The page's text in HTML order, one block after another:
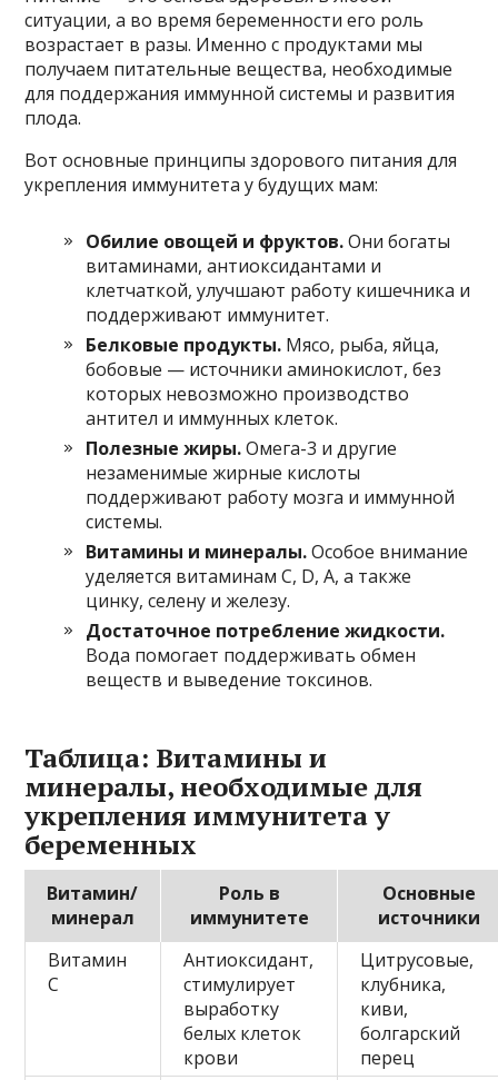
ситуации, а во время беременности его роль
возрастает в разы. Именно с продуктами мы
получаем питательные вещества, необходимые
для поддержания иммунной системы и развития
плода.
Вот основные принципы здорового питания для
укрепления иммунитета у будущих мам:
Обилие овощей и фруктов.Они богаты
витаминами, антиоксидантами и
клетчаткой, улучшают работу кишечника и
поддерживают иммунитет.
Белковые продукты. Мясо, рыба, яйца,
бобовые — источники аминокислот, без
которых невозможно производство
антител и иммунных клеток.
Полезные жиры.Омега-3 и другие
незаменимые жирные кислоты
поддерживают работу мозга и иммунной
системы.
Витамины и минералы.Особое внимание
уделяется витаминам C, D, А, а также
цинку, селену и железу.
Достаточное потребление жидкости.
Вода помогает поддерживать обмен
веществ и выведение токсинов.
Таблица: Витамины и
минералы, необходимые для
укрепления иммунитета у
беременных
Витамин/
минерал
Роль в
иммунитете
Основные
источники
Витамин
C
Антиоксидант,
стимулирует
выработку
белых клеток
крови
Цитрусовые,
клубника,
киви,
болгарский
перец